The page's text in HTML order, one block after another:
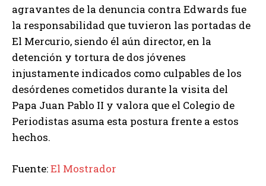
agravantes de la denuncia contra Edwards fue
la responsabilidad que tuvieron las portadas de
El Mercurio, siendo él aún director, en la
detención y tortura de dos jóvenes
injustamente indicados como culpables de los
desórdenes cometidos durante la visita del
Papa Juan Pablo II y valora que el Colegio de
Periodistas asuma esta postura frente a estos
hechos.
Fuente:El Mostrador